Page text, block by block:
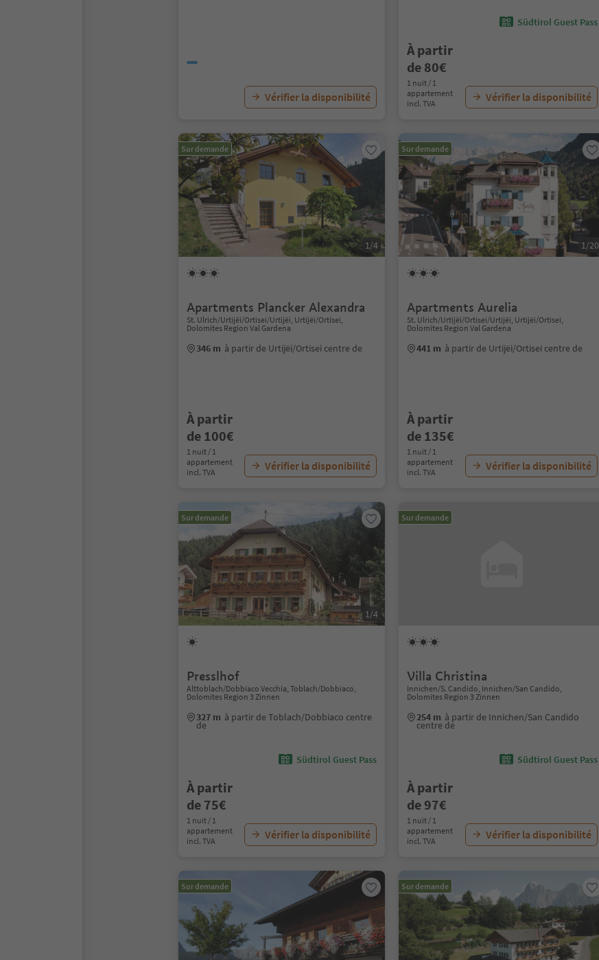
Vérifier la disponibilité
Südtirol Guest Pass
À partir
de 80€
1 nuit / 1
appartement
incl. TVA
Vérifier la disponibilité
Sur demande
1/4
Apartments Plancker Alexandra
St. Ulrich/Urtijëi/Ortisei/Urtijëi, Urtijëi/Ortisei,
Dolomites Region Val Gardena
346 m à partir de Urtijëi/Ortisei centre de
À partir
de 100€
1 nuit / 1
appartement
incl. TVA
Vérifier la disponibilité
Sur demande
1/20
Apartments Aurelia
St. Ulrich/Urtijëi/Ortisei/Urtijëi, Urtijëi/Ortisei,
Dolomites Region Val Gardena
441 m à partir de Urtijëi/Ortisei centre de
À partir
de 135€
1 nuit / 1
appartement
incl. TVA
Vérifier la disponibilité
Sur demande
1/4
Presslhof
Alttoblach/Dobbiaco Vecchia, Toblach/Dobbiaco,
Dolomites Region 3 Zinnen
327 m à partir de Toblach/Dobbiaco centre
de
Südtirol Guest Pass
À partir
de 75€
1 nuit / 1
appartement
incl. TVA
Vérifier la disponibilité
Sur demande
Villa Christina
Innichen/S. Candido, Innichen/San Candido,
Dolomites Region 3 Zinnen
254 m à partir de Innichen/San Candido
centre de
Südtirol Guest Pass
À partir
de 97€
1 nuit / 1
appartement
incl. TVA
Vérifier la disponibilité
Sur demande Sur demande